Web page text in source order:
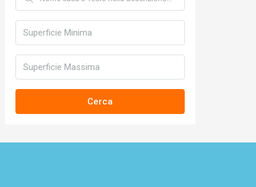
Cerca